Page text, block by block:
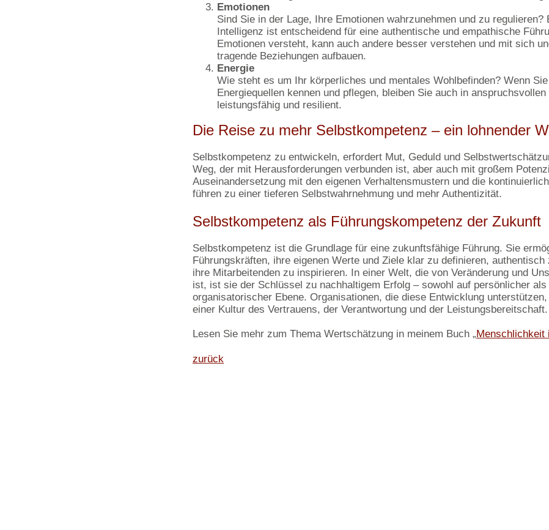
Emotionen
Sind Sie in der Lage, Ihre Emotionen wahrzunehmen und zu regulieren?
Intelligenz ist entscheidend für eine authentische und empathische
Emotionen versteht, kann auch andere besser verstehen und mit sich
tragende Beziehungen aufbauen.
Energie
Wie steht es um Ihr körperliches und mentales Wohlbefinden? Wenn
Energiequellen kennen und pflegen, bleiben Sie auch in anspruchsvollen
leistungsfähig und resilient.
Die Reise zu mehr Selbstkompetenz – ein lohnender
Selbstkompetenz zu entwickeln, erfordert Mut, Geduld und
Weg, der mit Herausforderungen verbunden ist, aber auch mit großem
Auseinandersetzung mit den eigenen Verhaltensmustern und die
führen zu einer tieferen Selbstwahrnehmung und mehr Authentizität.
Selbstkompetenz als Führungskompetenz der Zukunft
Selbstkompetenz ist die Grundlage für eine zukunftsfähige Führung. Sie
Führungskräften, ihre eigenen Werte und Ziele klar zu definieren, authentisch
ihre Mitarbeitenden zu inspirieren. In einer Welt, die von Veränderung und
ist, ist sie der Schlüssel zu nachhaltigem Erfolg – sowohl auf persönlicher als
organisatorischer Ebene. Organisationen, die diese Entwicklung
einer Kultur des Vertrauens, der Verantwortung und der Leistungsbereitschaft.
Lesen Sie mehr zum Thema Wertschätzung in meinem Buch „Menschlichkeit
zurück